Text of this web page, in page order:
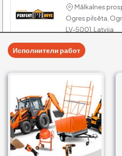
Mālkalnes
Ogres pilsēta,
LV-5001, Latvija
€400
Betons
Бетонщик
Zaļā iela 13,
Salacgrīva
novads, LV-4033,
€15
Исполнители работ